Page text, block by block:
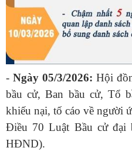
- Ngày 05/3/2026: Hội
bầu cử, Ban bầu cử, Tổ
khiếu nại, tố cáo về người
Điều 70 Luật Bầu cử đại
HĐND).